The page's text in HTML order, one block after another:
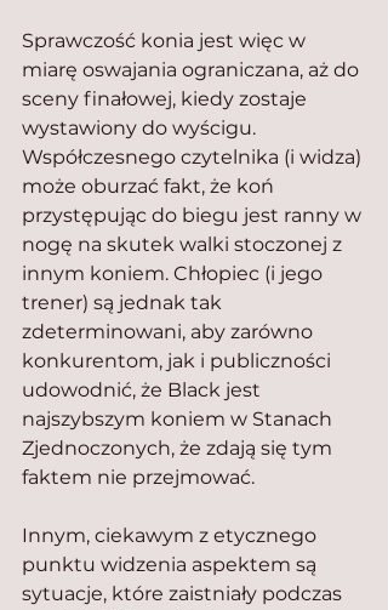
Sprawczość konia jest więc w
miarę oswajania ograniczana, aż do
sceny finałowej, kiedy zostaje
wystawiony do wyścigu.
Współczesnego czytelnika (i widza)
może oburzać fakt, że koń
przystępując do biegu jest ranny w
nogę na skutek walki stoczonej z
innym koniem. Chłopiec (i jego
trener) są jednak tak
zdeterminowani, aby zarówno
konkurentom, jak i publiczności
udowodnić, że Black jest
najszybszym koniem w Stanach
Zjednoczonych, że zdają się tym
faktem nie przejmować.
Innym, ciekawym z etycznego
punktu widzenia aspektem są
sytuacje, które zaistniały podczas